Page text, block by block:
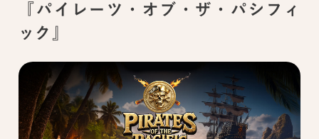
『パイレーツ・オブ・ザ・パシフィ
ック』